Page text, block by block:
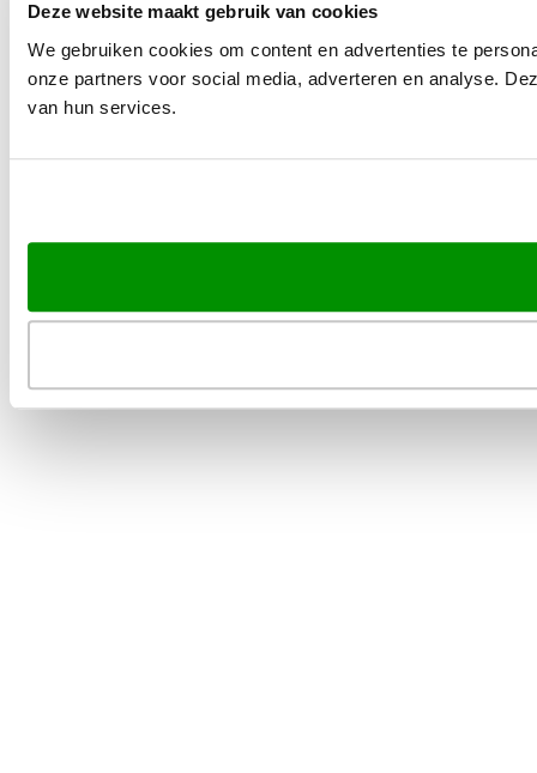
Deze website maakt gebruik van cookies
We gebruiken cookies om content en advertenties te
onze partners voor social media, adverteren en analyse.
van hun services.